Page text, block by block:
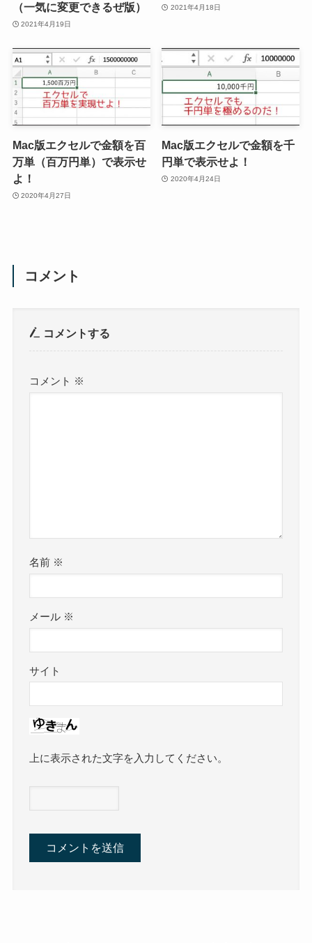
（一気に変更できるぜ版）
2021年4月19日
2021年4月18日
Mac版エクセルで金額を百
万単（百万円単）で表示せ
よ！
2020年4月27日
Mac版エクセルで金額を千
円単で表示せよ！
2020年4月24日
コメント
コメントする
コメント ※
名前 ※
メール ※
サイト
上に表示された文字を入力してください。